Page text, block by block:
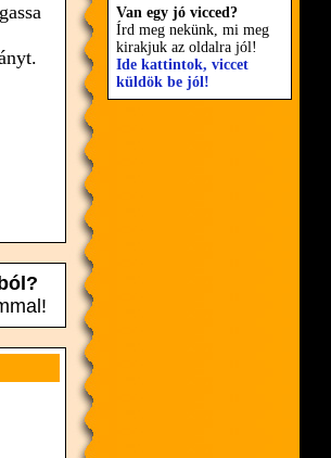
Van egy jó vicced?
Írd meg nekünk, mi meg
kirakjuk az oldalra jól!
Ide kattintok, viccet
küldök be jól!